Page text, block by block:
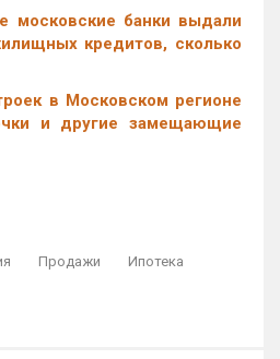
московские банки выдали
кредитов, сколько
в Московском регионе
и другие замещающие
Продажи
Ипотека